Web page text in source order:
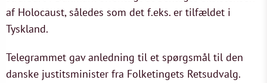
af Holocaust, således som det f.eks. er tilfældet i
Tyskland.
Telegrammet gav anledning til et spørgsmål til den
danske justitsminister fra Folketingets Retsudvalg.